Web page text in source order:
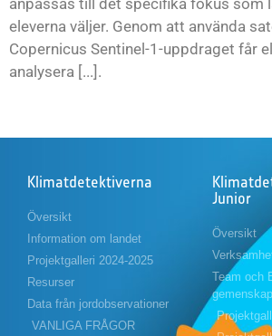
eleverna väljer. Genom att använda
Copernicus Sentinel-1-uppdraget får
analysera [...].
Klimatdetektiverna
Översikt
Information om landet
Projektgalleri 2024-2025
Resurser
Data från jordobservationer
VANLIGA FRÅGOR
Junior
Översikt
Team och